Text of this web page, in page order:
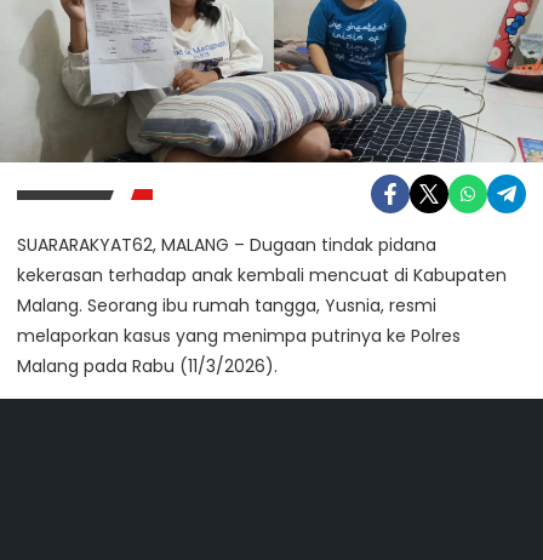
SUARARAKYAT62, MALANG – Dugaan tindak pidana
kekerasan terhadap anak kembali mencuat di Kabupaten
Malang. Seorang ibu rumah tangga, Yusnia, resmi
melaporkan kasus yang menimpa putrinya ke Polres
Malang pada Rabu (11/3/2026).